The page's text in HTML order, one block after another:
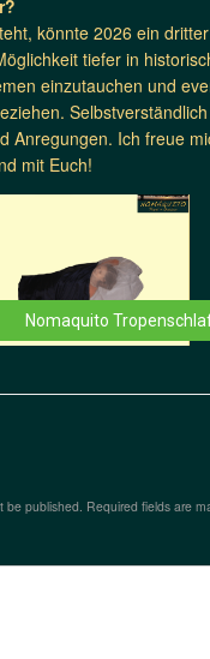
könnte 2026 ein
tiefer in
einzutauchen und
Anregungen. Ich freue
mit Euch!
Nomaquito
be published. Required fields are